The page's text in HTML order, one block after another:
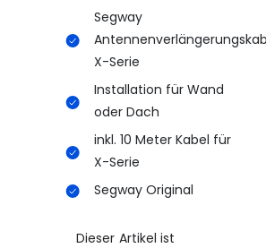
Segway
X-Serie
Installation für Wand
oder Dach
inkl. 10 Meter Kabel für
X-Serie
Segway Original
Dieser Artikel ist